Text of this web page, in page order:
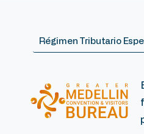
Régimen Tributario